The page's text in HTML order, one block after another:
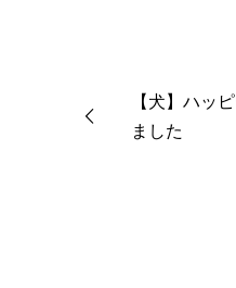
【犬】ハッ
ました